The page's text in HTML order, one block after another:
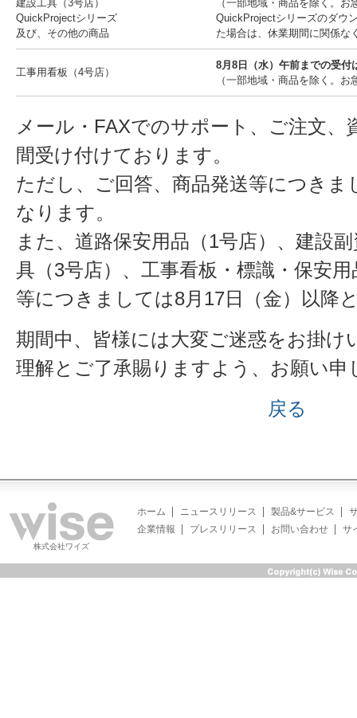
建設工具（3号店）
QuickProjectシリーズ
及び、その他の商品
（一部地域・商品を除く。お
QuickProjectシリーズのダウ
た場合は、休業期間に関係な
工事用看板（4号店）
8月8日（水）午前までの受付
（一部地域・商品を除く。お
メール・FAXでのサポート、ご注文、
間受け付けております。
ただし、ご回答、商品発送等につきま
なります。
また、道路保安用品（1号店）、建設
具（3号店）、工事看板・標識・保安
等につきましては8月17日（金）以降
期間中、皆様には大変ご迷惑をお掛け
理解とご了承賜りますよう、お願い申
戻る
株式会社ワイズ
ホーム ニュースリリース 製品&サービス
企業情報
プレスリリース お問い合わせ サ